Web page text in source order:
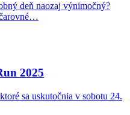
deň naozaj výnimočný?
2025
sa uskutočnia v sobotu 24.